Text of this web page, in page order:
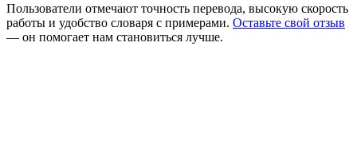
Пользователи отмечают точность перевода, высокую скорость
работы и удобство словаря с примерами. Оставьте свой отзыв
— он помогает нам становиться лучше.